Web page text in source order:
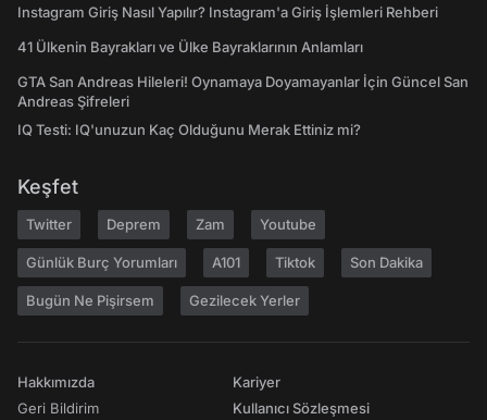
Instagram Giriş Nasıl Yapılır? Instagram'a Giriş İşlemleri Rehberi
41 Ülkenin Bayrakları ve Ülke Bayraklarının Anlamları
GTA San Andreas Hileleri! Oynamaya Doyamayanlar İçin Güncel San
Andreas Şifreleri
IQ Testi: IQ'unuzun Kaç Olduğunu Merak Ettiniz mi?
Keşfet
Twitter Deprem Zam Youtube
Günlük Burç Yorumları A101 Tiktok Son Dakika
Bugün Ne Pişirsem Gezilecek Yerler
Hakkımızda
Geri Bildirim
Kariyer
Kullanıcı Sözleşmesi